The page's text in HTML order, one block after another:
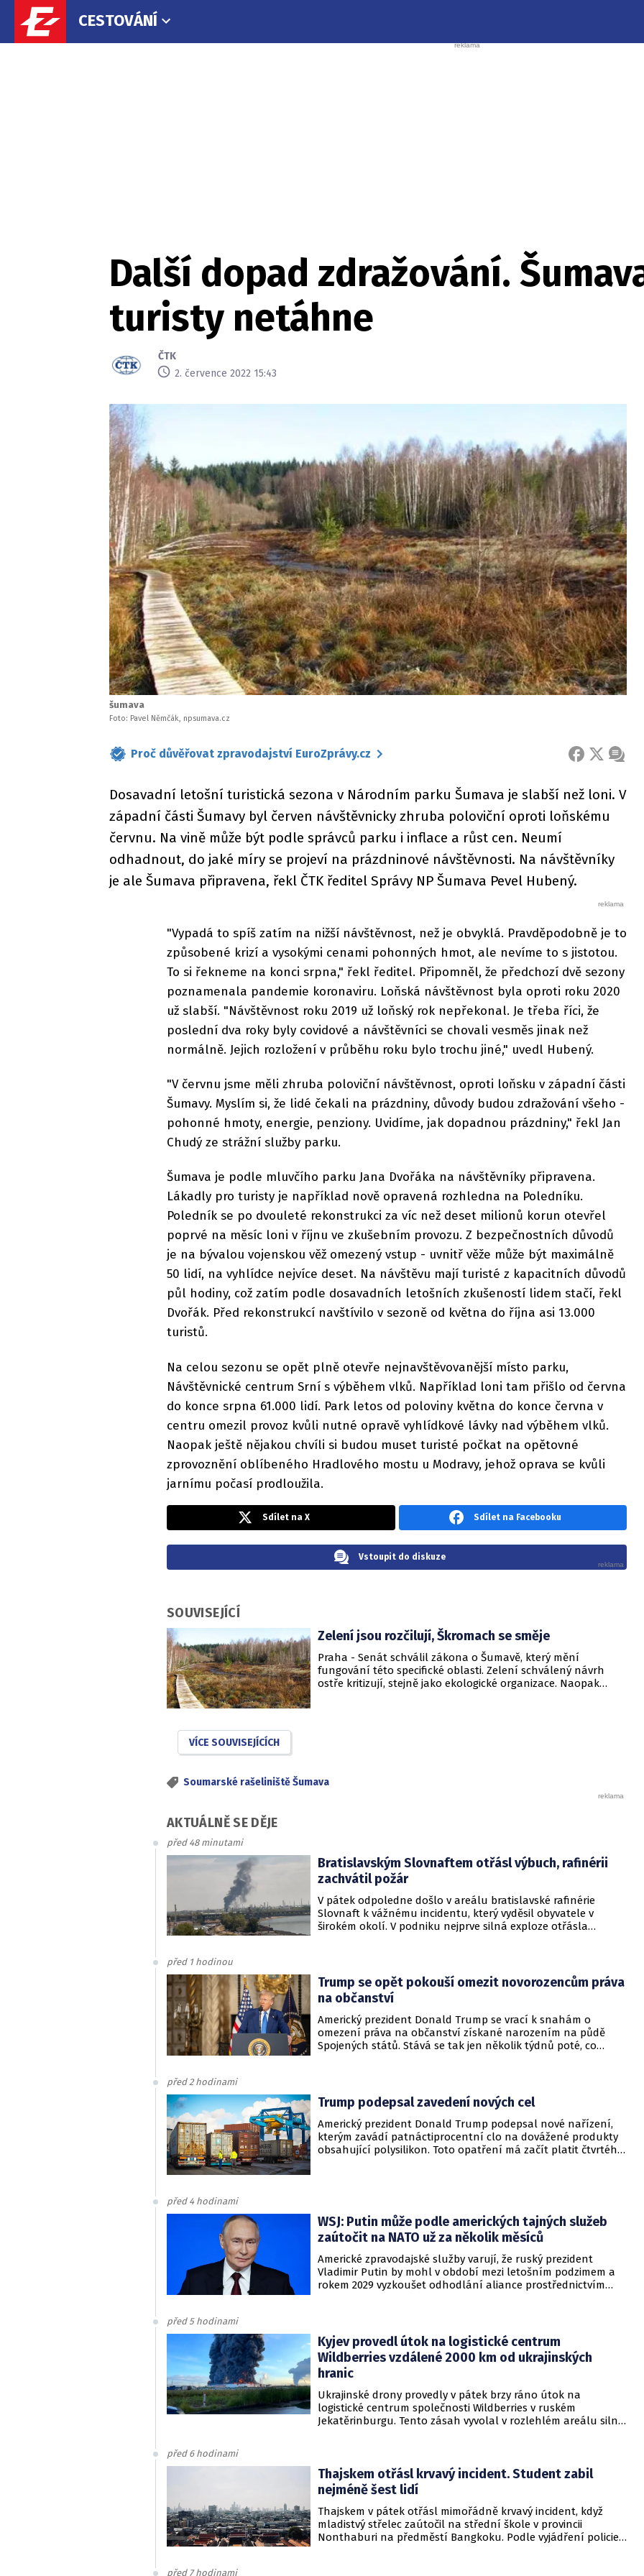
CESTOVÁNÍ
Další dopad zdražování.
turisty netáhne
ČTK
2. července 2022 15:43
šumava
Foto: Pavel Němčák, npsumava.cz
Proč důvěřovat zpravodajství EuroZprávy.cz FACEBOOK
X
Dosavadní letošní turistická sezona v Národním parku Šumava je slabší než loni. V
západní části Šumavy byl červen návštěvnicky zhruba poloviční oproti loňskému
červnu. Na vině může být podle správců parku i inflace a růst cen. Neumí
odhadnout, do jaké míry se projeví na prázdninové návštěvnosti. Na návštěvníky
je ale Šumava připravena, řekl ČTK ředitel Správy NP Šumava Pevel Hubený.
"Vypadá to spíš zatím na nižší návštěvnost, než je obvyklá. Pravděpodobně je to
způsobené krizí a vysokými cenami pohonných hmot, ale nevíme to s jistotou.
To si řekneme na konci srpna," řekl ředitel. Připomněl, že předchozí dvě sezony
poznamenala pandemie koronaviru. Loňská návštěvnost byla oproti roku 2020
už slabší. "Návštěvnost roku 2019 už loňský rok nepřekonal. Je třeba říci, že
poslední dva roky byly covidové a návštěvníci se chovali vesměs jinak než
normálně. Jejich rozložení v průběhu roku bylo trochu jiné," uvedl Hubený.
"V červnu jsme měli zhruba poloviční návštěvnost, oproti loňsku v západní části
Šumavy. Myslím si, že lidé čekali na prázdniny, důvody budou zdražování všeho -
pohonné hmoty, energie, penziony. Uvidíme, jak dopadnou prázdniny," řekl Jan
Chudý ze strážní služby parku.
Šumava je podle mluvčího parku Jana Dvořáka na návštěvníky připravena.
Lákadly pro turisty je například nově opravená rozhledna na Poledníku.
Poledník se po dvouleté rekonstrukci za víc než deset milionů korun otevřel
poprvé na měsíc loni v říjnu ve zkušebním provozu. Z bezpečnostních důvodů
je na bývalou vojenskou věž omezený vstup - uvnitř věže může být maximálně
50 lidí, na vyhlídce nejvíce deset. Na návštěvu mají turisté z kapacitních důvodů
půl hodiny, což zatím podle dosavadních letošních zkušeností lidem stačí, řekl
Dvořák. Před rekonstrukcí navštívilo v sezoně od května do října asi 13.000
turistů.
Na celou sezonu se opět plně otevře nejnavštěvovanější místo parku,
Návštěvnické centrum Srní s výběhem vlků. Například loni tam přišlo od června
do konce srpna 61.000 lidí. Park letos od poloviny května do konce června v
centru omezil provoz kvůli nutné opravě vyhlídkové lávky nad výběhem vlků.
Naopak ještě nějakou chvíli si budou muset turisté počkat na opětovné
zprovoznění oblíbeného Hradlového mostu u Modravy, jehož oprava se kvůli
jarnímu počasí prodloužila.
Sdílet na X Sdílet na Facebooku
Vstoupit do diskuze
SOUVISEJÍCÍ
Zelení jsou rozčilují, Škromach se směje
Praha - Senát schválil zákona o Šumavě, který mění
fungování této specifické oblasti. Zelení schválený návrh
ostře kritizují, stejně jako ekologické organizace. Naopak
VÍCE SOUVISEJÍCÍCH
Soumarské rašeliniště Šumava
AKTUÁLNĚ SE DĚJE
před 48 minutami
Bratislavským Slovnaftem otřásl výbuch, rafinérii
zachvátil požár
V pátek odpoledne došlo v areálu bratislavské rafinérie
Slovnaft k vážnému incidentu, který vyděsil obyvatele v
širokém okolí. V podniku nejprve silná exploze otřásla
před 1 hodinou
Trump se opět pokouší omezit novorozencům práva
na občanství
Americký prezident Donald Trump se vrací k snahám o
omezení práva na občanství získané narozením na půdě
Spojených států. Stává se tak jen několik týdnů poté, co
před 2 hodinami
Trump podepsal zavedení nových cel
Americký prezident Donald Trump podepsal nové nařízení,
kterým zavádí patnáctiprocentní clo na dovážené produkty
obsahující polysilikon. Toto opatření má začít platit čtvrtého
před 4 hodinami
WSJ: Putin může podle amerických tajných služeb
zaútočit na NATO už za několik měsíců
Americké zpravodajské služby varují, že ruský prezident
Vladimir Putin by mohl v období mezi letošním podzimem a
rokem 2029 vyzkoušet odhodlání aliance prostřednictvím
přicházejí v době, kdy Moskva čelí rostoucímu tlaku kvůli
situaci na ukrajinské frontě. Masivní škody, které ukrajinské
drony způsobují ruskému zázemí, totiž Kreml zahnaly do
kouta.
před 5 hodinami
Kyjev provedl útok na logistické centrum
Wildberries vzdálené 2000 km od ukrajinských
hranic
Ukrajinské drony provedly v pátek brzy ráno útok na
logistické centrum společnosti Wildberries v ruském
Jekatěrinburgu. Tento zásah vyvolal v rozlehlém areálu silný
RWB, který řídí veškeré logistické operace.
před 6 hodinami
Thajskem otřásl krvavý incident. Student zabil
nejméně šest lidí
Thajskem v pátek otřásl mimořádně krvavý incident, když
mladistvý střelec zaútočil na střední škole v provincii
Nonthaburi na předměstí Bangkoku. Podle vyjádření policie
před 7 hodinami